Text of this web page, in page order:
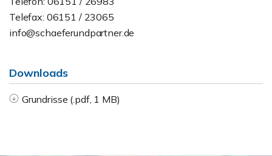
Telefax: 06151 / 23065
info@schaeferundpartner.de
Downloads
Grundrisse (.pdf, 1 MB)